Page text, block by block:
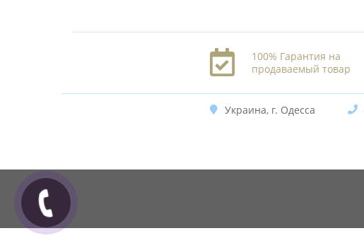
100% Гарантия на
продаваемый товар
Украина, г. Одесса